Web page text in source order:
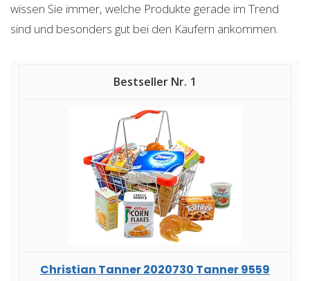
wissen Sie immer, welche Produkte gerade im Trend
sind und besonders gut bei den Käufern ankommen.
1
Christian Tanner 2020730 Tanner 9559